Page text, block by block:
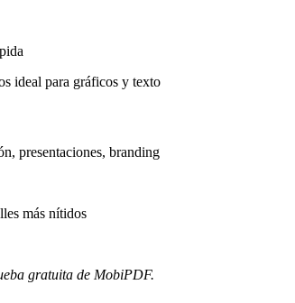
ideal para gráficos y texto
presentaciones, branding
más nítidos
gratuita de MobiPDF.